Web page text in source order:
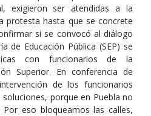
exigieron ser atendidas a la
protesta hasta que se concrete
si se convocó al diálogo
de Educación Pública (SEP) se
con funcionarios de la
Superior. En conferencia de
de los funcionarios
porque en Puebla no
eso bloqueamos las calles,